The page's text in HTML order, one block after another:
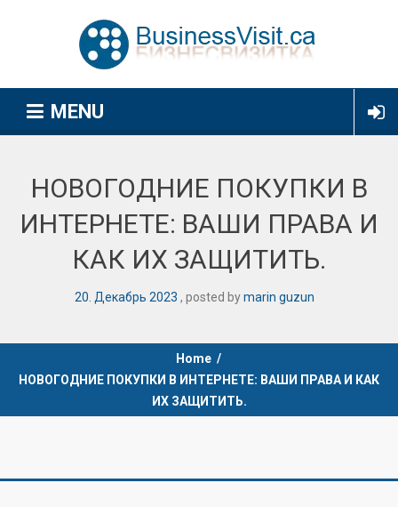
MENU
НОВОГОДНИЕ ПОКУПКИ В
ИНТЕРНЕТЕ: ВАШИ ПРАВА И
КАК ИХ ЗАЩИТИТЬ.
20 Декабрь 2023 posted bymarin guzun
Home /
НОВОГОДНИЕ ПОКУПКИ В ИНТЕРНЕТЕ: ВАШИ ПРАВА И КАК
ИХ ЗАЩИТИТЬ.